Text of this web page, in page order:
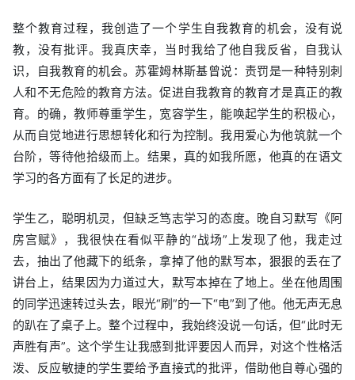
整个教育过程，我创造了一个学生自我教育的机会，没有说
教，没有批评。我真庆幸，当时我给了他自我反省，自我认
识，自我教育的机会。苏霍姆林斯基曾说：责罚是一种特别刺
人和不无危险的教育方法。促进自我教育的教育才是真正的教
育。的确，教师尊重学生，宽容学生，能唤起学生的积极心，
从而自觉地进行思想转化和行为控制。我用爱心为他筑就一个
台阶，等待他拾级而上。结果，真的如我所愿，他真的在语文
学习的各方面有了长足的进步。
学生乙，聪明机灵，但缺乏笃志学习的态度。晚自习默写《阿
房宫赋》，我很快在看似平静的“战场”上发现了他，我走过
去，抽出了他藏下的纸条，拿掉了他的默写本，狠狠的丢在了
讲台上，结果因为力道过大，默写本掉在了地上。坐在他周围
的同学迅速转过头去，眼光“刷”的一下“电”到了他。他无声无息
的趴在了桌子上。整个过程中，我始终没说一句话，但“此时无
声胜有声”。这个学生让我感到批评要因人而异，对这个性格活
泼、反应敏捷的学生要给予直接式的批评，借助他自尊心强的